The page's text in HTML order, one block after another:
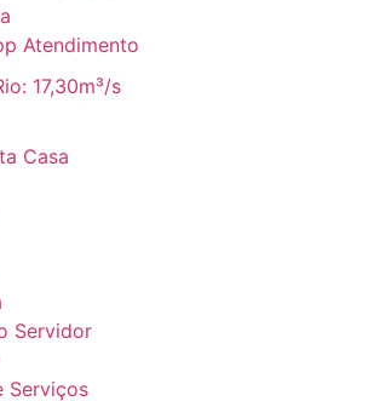
Atendimento
17,30m³/s
Casa
Servidor
Serviços